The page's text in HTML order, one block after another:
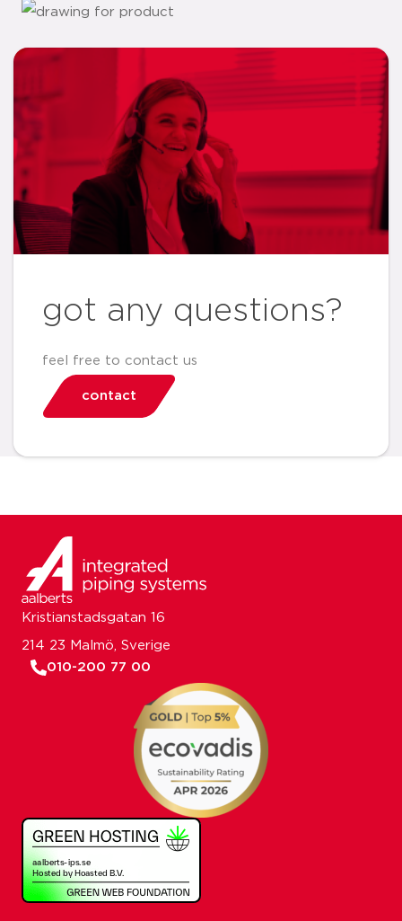
got any questions?
feel free to contact us
contact
Kristianstadsgatan 16
214 23 Malmö, Sverige
010-200 77 00